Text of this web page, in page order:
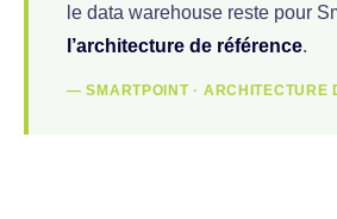
le data warehouse reste pour
l’architecture de référence.
— SMARTPOINT · ARCHITECTURE